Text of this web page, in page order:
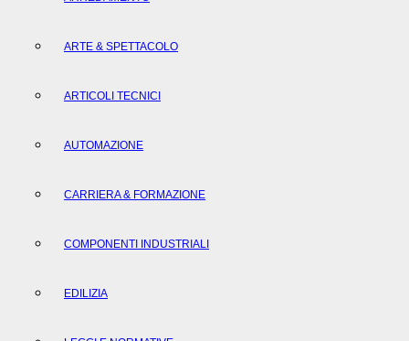
ARTE & SPETTACOLO
ARTICOLI TECNICI
AUTOMAZIONE
CARRIERA & FORMAZIONE
COMPONENTI INDUSTRIALI
EDILIZIA